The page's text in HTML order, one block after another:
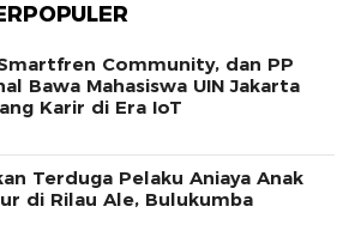
Community, dan PP
Bawa Mahasiswa UIN Jakarta
Karir di Era IoT
Terduga Pelaku Aniaya Anak
di Rilau Ale, Bulukumba